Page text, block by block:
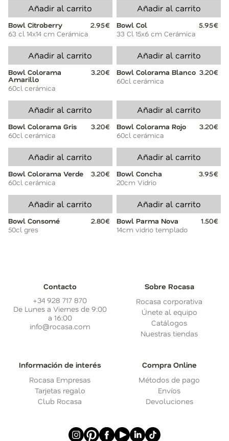
Añadir al carrito
Bowl Citroberry
2.95€
63 cl 14x14 cm Cerámica
Añadir al carrito
Bowl Col
5.95€
33 Cl 15x6 cm Cerámica
Añadir al carrito
Bowl Colorama
Amarillo
3.20€
60cl cerámica
Añadir al carrito
Bowl Colorama Blanco 3.20€
60cl cerámica
Añadir al carrito
Bowl Colorama Gris
3.20€
60cl cerámica
Añadir al carrito
Bowl Colorama Rojo
3.20€
60cl cerámica
Añadir al carrito
Bowl Colorama Verde
3.20€
60cl cerámica
Añadir al carrito
Bowl Concha
3.95€
20cm Vidrio
Añadir al carrito
Bowl Consomé
2.80€
50cl gres
Añadir al carrito
Bowl Parma Nova
1.50€
14cm vidrio templado
Contacto
+34 928 717 870
De Lunes a Viernes de 9:00
a 16:00
info@rocasa.com
Sobre Rocasa
Rocasa corporativa
Únete al equipo
Catálogos
Nuestras tiendas
Información de interés
Rocasa Empresas
Tarjetas regalo
Club Rocasa
Compra Online
Métodos de pago
Envíos
Devoluciones